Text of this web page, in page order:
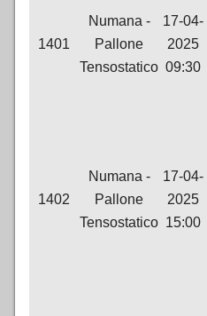
1401
Numana -
Pallone
Tensostatico
17-04-
2025
09:30
1402
Numana -
Pallone
Tensostatico
17-04-
2025
15:00